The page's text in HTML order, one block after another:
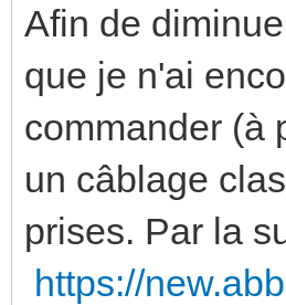
Afin de
que je n'ai
commander (à
un câblage
prises. Par la
https://